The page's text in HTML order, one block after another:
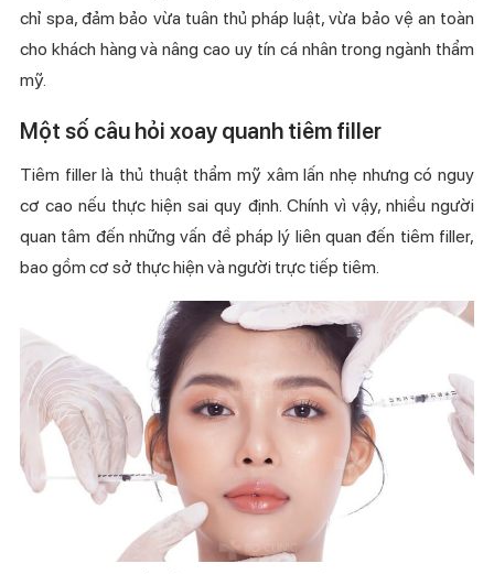
chỉ spa, đảm bảo vừa tuân thủ pháp luật, vừa bảo vệ an toàn
cho khách hàng và nâng cao uy tín cá nhân trong ngành thẩm
mỹ.
Một số câu hỏi xoay quanh tiêm filler
Tiêm filler là thủ thuật thẩm mỹ xâm lấn nhẹ nhưng có nguy
cơ cao nếu thực hiện sai quy định. Chính vì vậy, nhiều người
quan tâm đến những vấn đề pháp lý liên quan đến tiêm filler,
bao gồm cơ sở thực hiện và người trực tiếp tiêm.